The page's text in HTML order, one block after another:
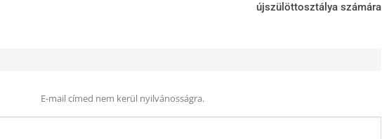
újszülöttosztálya számára
E-mail címed nem kerül nyilvánosságra.